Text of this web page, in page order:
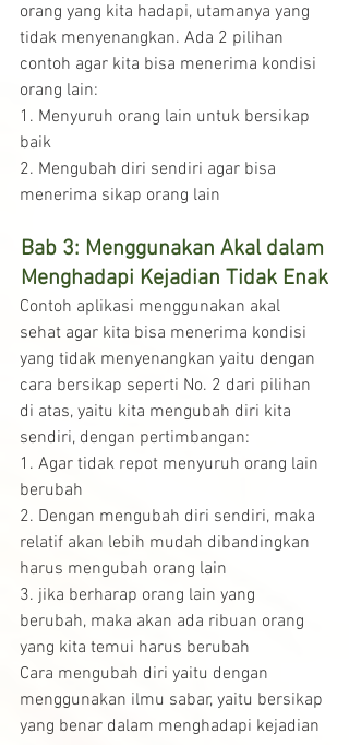
orang yang kita hadapi, utamanya yang
tidak menyenangkan. Ada 2 pilihan
contoh agar kita bisa menerima kondisi
orang lain:
1. Menyuruh orang lain untuk bersikap
baik
2. Mengubah diri sendiri agar bisa
menerima sikap orang lain
Bab 3: Menggunakan Akal dalam
Menghadapi Kejadian Tidak Enak
Contoh aplikasi menggunakan akal
sehat agar kita bisa menerima kondisi
yang tidak menyenangkan yaitu dengan
cara bersikap seperti No. 2 dari pilihan
di atas, yaitu kita mengubah diri kita
sendiri, dengan pertimbangan:
1. Agar tidak repot menyuruh orang lain
berubah
2. Dengan mengubah diri sendiri, maka
relatif akan lebih mudah dibandingkan
harus mengubah orang lain
3. jika berharap orang lain yang
berubah, maka akan ada ribuan orang
yang kita temui harus berubah
Cara mengubah diri yaitu dengan
menggunakan ilmu sabar, yaitu bersikap
yang benar dalam menghadapi kejadian